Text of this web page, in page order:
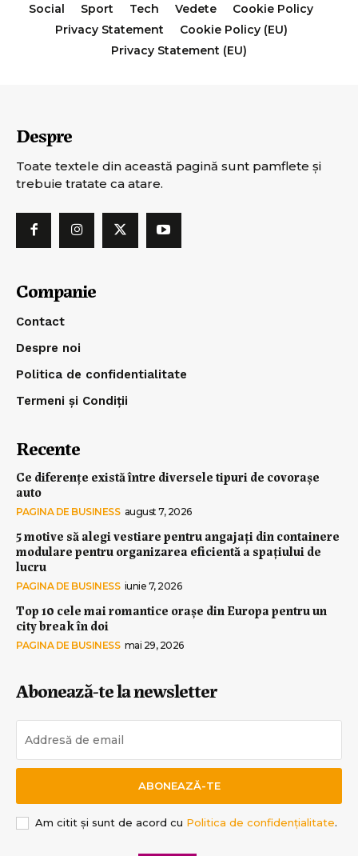
Social
Sport Tech Vedete
Cookie Policy
Privacy Statement
Cookie Policy (EU)
Privacy Statement (EU)
Despre
Toate textele din această pagină sunt pamflete şi
trebuie tratate ca atare.
Companie
Contact
Despre noi
Politica de confidentialitate
Termeni și Condiții
Recente
Ce diferențe există între diversele tipuri de covorașe
auto
PAGINA DE BUSINESS august 7, 2026
5 motive să alegi vestiare pentru angajați din containere
modulare pentru organizarea eficientă a spațiului de
lucru
PAGINA DE BUSINESS iunie 7, 2026
Top 10 cele mai romantice orașe din Europa pentru un
city break în doi
PAGINA DE BUSINESS mai 29, 2026
Abonează-te la newsletter
ABONEAZĂ-TE
Am citit și sunt de acord cu Politica de confidențialitate.